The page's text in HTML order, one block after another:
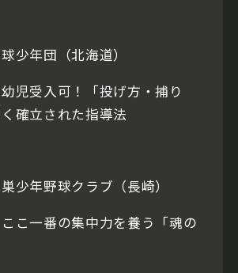
少年団（北海道）
児受入可！「投げ方・捕り
確立された指導法
少年野球クラブ（長崎）
こ一番の集中力を養う「魂の